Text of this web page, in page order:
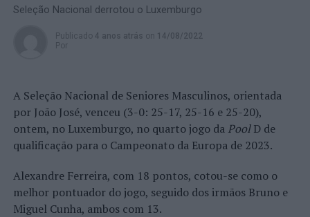
Seleção Nacional derrotou o Luxemburgo
Publicado 4 anos atrás on 14/08/2022
Por
A Seleção Nacional de Seniores Masculinos, orientada
por João José, venceu (3-0: 25-17, 25-16 e 25-20),
ontem, no Luxemburgo, no quarto jogo da PoolD de
qualificação para o Campeonato da Europa de 2023.
Alexandre Ferreira, com 18 pontos, cotou-se como o
melhor pontuador do jogo, seguido dos irmãos Bruno e
Miguel Cunha, ambos com 13.